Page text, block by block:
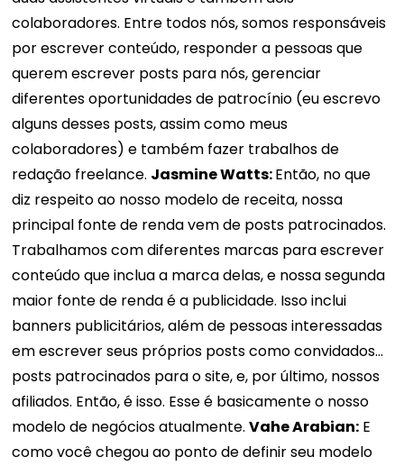
colaboradores. Entre todos nós, somos responsáveis ​​
por escrever conteúdo, responder a pessoas que
querem escrever posts para nós, gerenciar
diferentes oportunidades de patrocínio (eu escrevo
alguns desses posts, assim como meus
colaboradores) e também fazer trabalhos de
redação freelance. Jasmine Watts:Então, no que
diz respeito ao nosso modelo de receita, nossa
principal fonte de renda vem de posts patrocinados.
Trabalhamos com diferentes marcas para escrever
conteúdo que inclua a marca delas, e nossa segunda
maior fonte de renda é a publicidade. Isso inclui
banners publicitários, além de pessoas interessadas
em escrever seus próprios posts como convidados...
posts patrocinados para o site, e, por último, nossos
afiliados. Então, é isso. Esse é basicamente o nosso
modelo de negócios atualmente.Vahe Arabian: E
como você chegou ao ponto de definir seu modelo